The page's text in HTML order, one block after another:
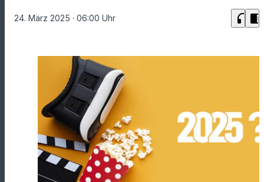
24. März 2025 · 06:00 Uhr headphones chrome_reader_mode